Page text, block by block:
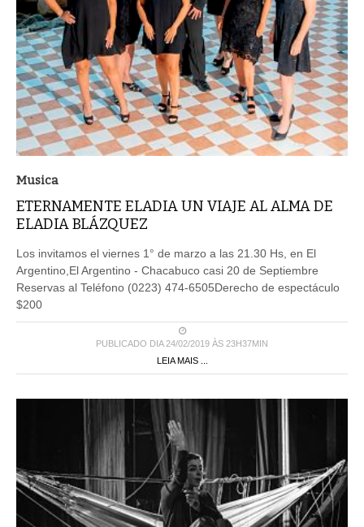
Musica
ETERNAMENTE ELADIA UN VIAJE AL ALMA DE
ELADIA BLÁZQUEZ
Los invitamos el viernes 1° de marzo a las 21.30 Hs, en El
Argentino,El Argentino - Chacabuco casi 20 de Septiembre
Reservas al Teléfono (0223) 474-6505Derecho de espectáculo
$200
PUBLICADO DIA 24/02/2019 ÀS 23H37MIN
LEIA MAIS ...